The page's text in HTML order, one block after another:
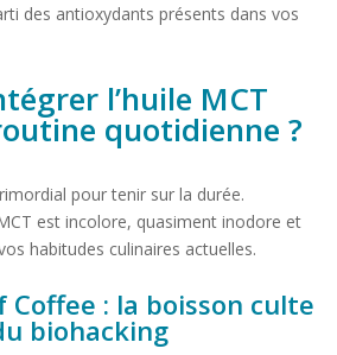
des antioxydants présents dans vos
l’huile MCT
quotidienne ?
pour tenir sur la durée.
est incolore, quasiment inodore et
habitudes culinaires actuelles.
Coffee : la boisson culte
biohacking